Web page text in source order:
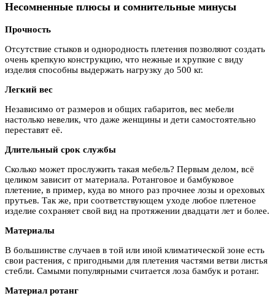
Несомненные плюсы и сомнительные минусы
Прочность
Отсутствие стыков и однородность плетения позволяют создать
очень крепкую конструкцию, что нежные и хрупкие с виду
изделия способны выдержать нагрузку до 500 кг.
Легкий вес
Независимо от размеров и общих габаритов, вес мебели
настолько невелик, что даже женщины и дети самостоятельно
переставят её.
Длительный срок службы
Сколько может прослужить такая мебель? Первым делом, всё
целиком зависит от материала. Ротанговое и бамбуковое
плетение, в пример, куда во много раз прочнее лозы и ореховых
прутьев. Так же, при соответствующем уходе любое плетеное
изделие сохраняет свой вид на протяжении двадцати лет и более.
Материалы
В большинстве случаев в той или иной климатической зоне есть
свои растения, с пригодными для плетения частями ветви листья
стебли. Самыми популярными считается лоза бамбук и ротанг.
Материал ротанг